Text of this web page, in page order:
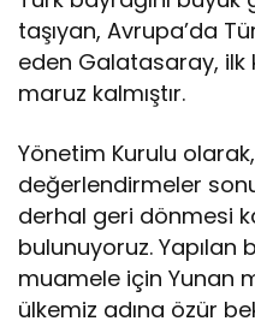
taşıyan, Avrupa’da
eden Galatasaray, ilk
maruz kalmıştır.
Yönetim Kurulu
değerlendirmeler
derhal geri dönmesi
bulunuyoruz. Yapılan
muamele için Yunan
ülkemiz adına özür